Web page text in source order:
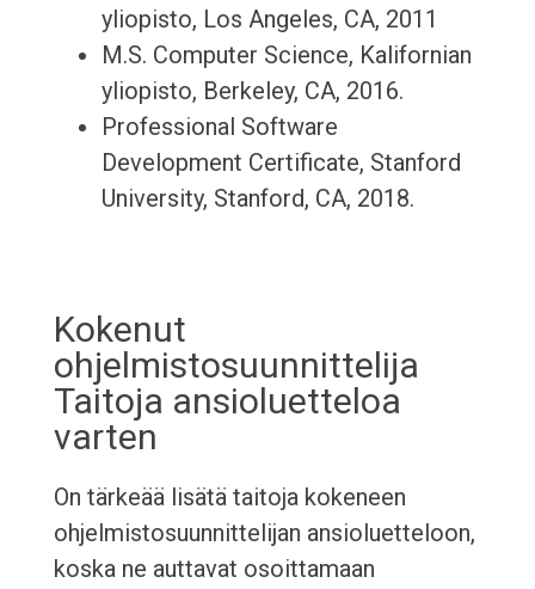
yliopisto, Los Angeles, CA, 2011
M.S. Computer Science, Kalifornian
yliopisto, Berkeley, CA, 2016.
Professional Software
Development Certificate, Stanford
University, Stanford, CA, 2018.
Kokenut
ohjelmistosuunnittelija
Taitoja ansioluetteloa
varten
On tärkeää lisätä taitoja kokeneen
ohjelmistosuunnittelijan ansioluetteloon,
koska ne auttavat osoittamaan